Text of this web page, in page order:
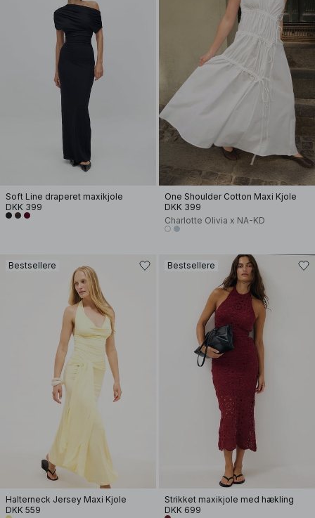
Soft Line draperet maxikjole
DKK 399
One Shoulder Cotton Maxi Kjole
DKK 399
Charlotte Olivia x NA-KD
Bestsellere
Halterneck Jersey Maxi Kjole
DKK 559
Bestsellere
Strikket maxikjole med hækling
DKK 699